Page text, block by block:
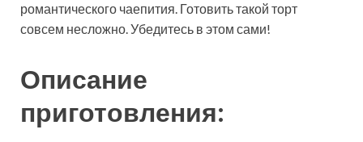
романтического чаепития. Готовить такой торт
совсем несложно. Убедитесь в этом сами!
Описание
приготовления: